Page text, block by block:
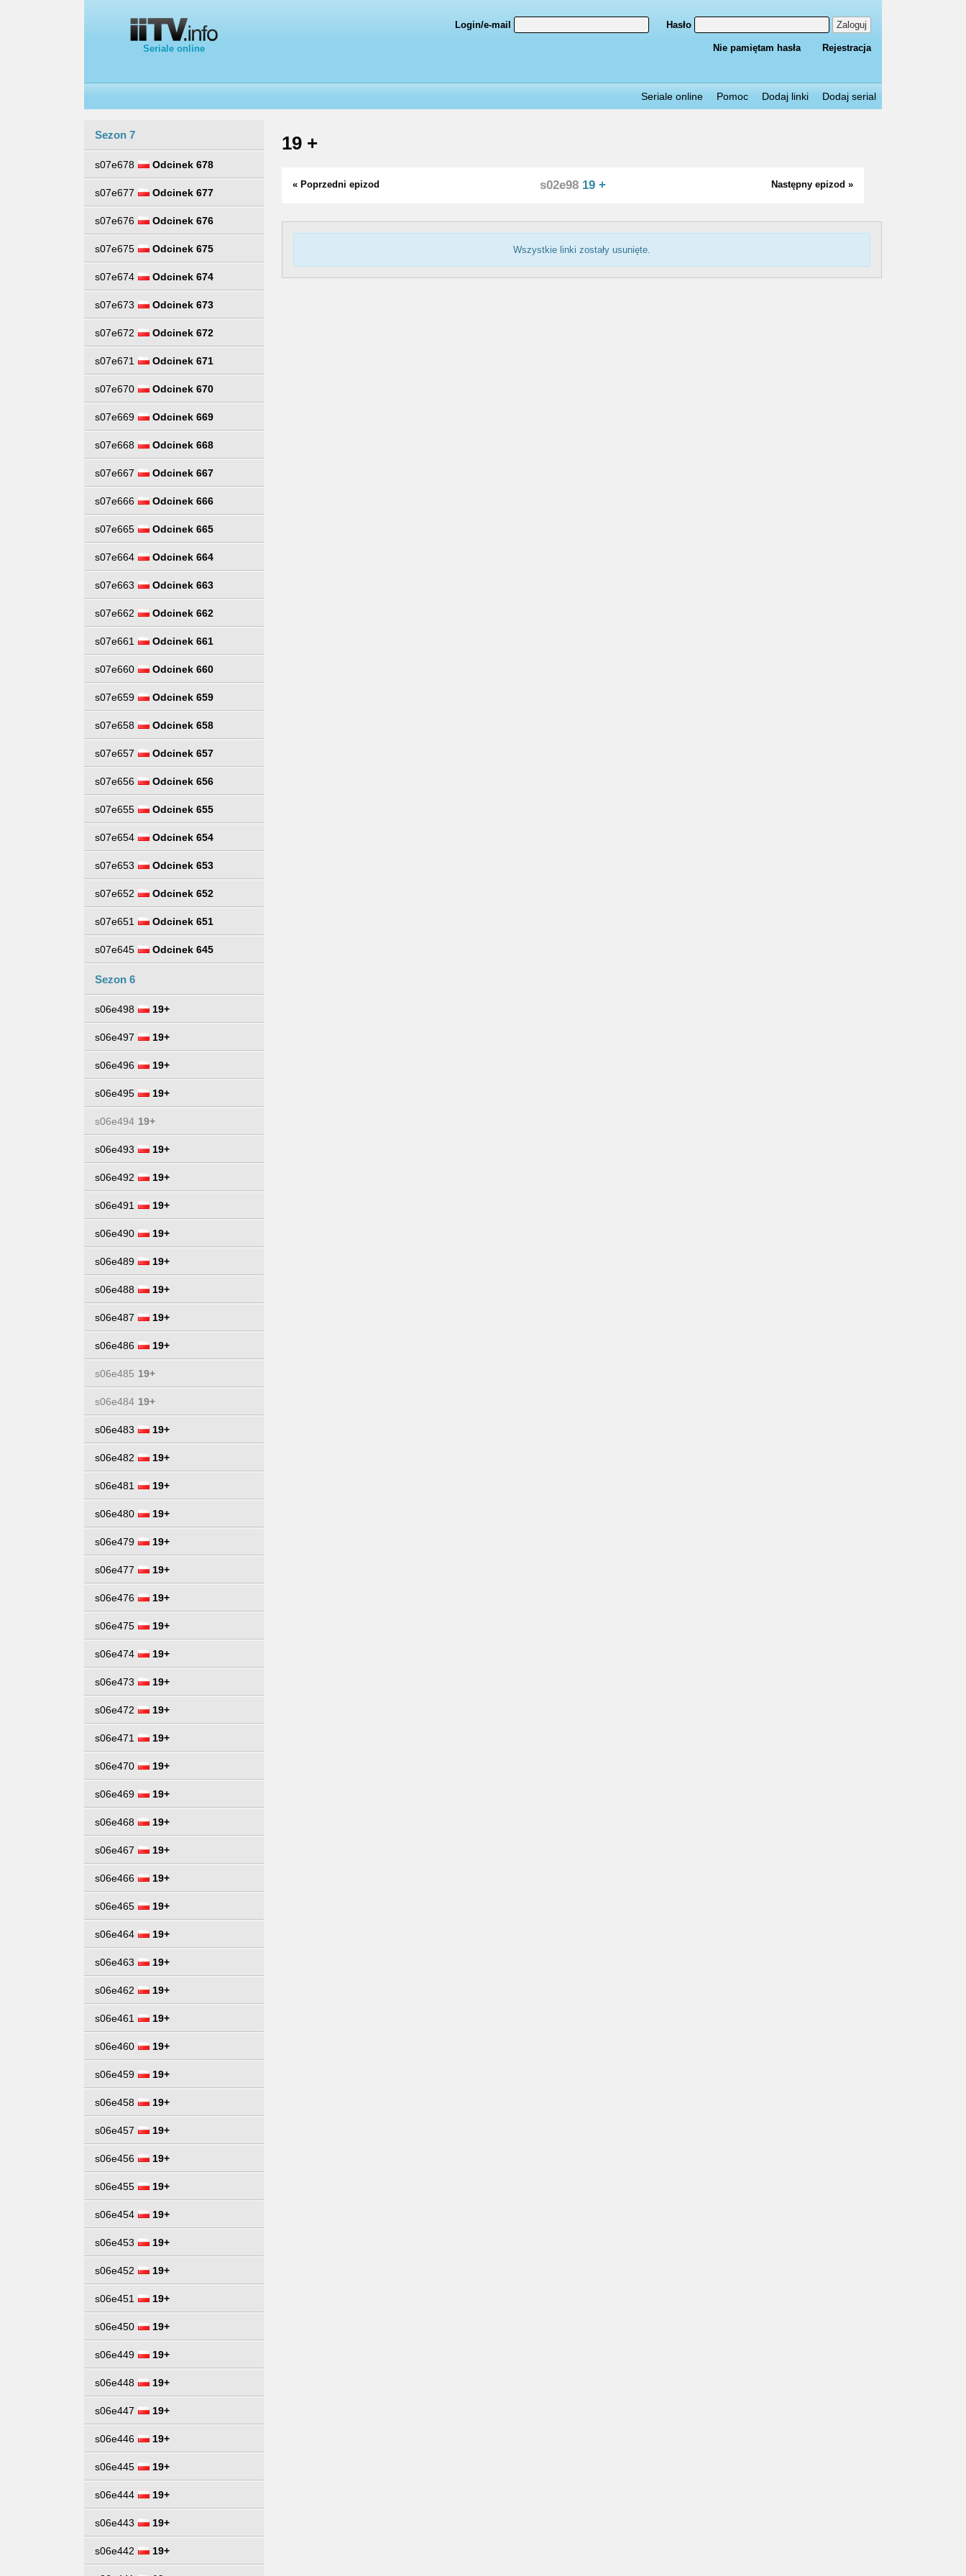
Seriale online
Login/e-mail Hasło Zaloguj
Nie pamiętam hasła Rejestracja
Seriale online Pomoc Dodaj linki Dodaj serial
Sezon 7
s07e678 Odcinek 678
s07e677 Odcinek 677
s07e676 Odcinek 676
s07e675 Odcinek 675
s07e674 Odcinek 674
s07e673 Odcinek 673
s07e672 Odcinek 672
s07e671 Odcinek 671
s07e670 Odcinek 670
s07e669 Odcinek 669
s07e668 Odcinek 668
s07e667 Odcinek 667
s07e666 Odcinek 666
s07e665 Odcinek 665
s07e664 Odcinek 664
s07e663 Odcinek 663
s07e662 Odcinek 662
s07e661 Odcinek 661
s07e660 Odcinek 660
s07e659 Odcinek 659
s07e658 Odcinek 658
s07e657 Odcinek 657
s07e656 Odcinek 656
s07e655 Odcinek 655
s07e654 Odcinek 654
s07e653 Odcinek 653
s07e652 Odcinek 652
s07e651 Odcinek 651
s07e645 Odcinek 645
Sezon 6
s06e498 19+
s06e497 19+
s06e496 19+
s06e495 19+
s06e494 19+
s06e493 19+
s06e492 19+
s06e491 19+
s06e490 19+
s06e489 19+
s06e488 19+
s06e487 19+
s06e486 19+
s06e485 19+
s06e484 19+
s06e483 19+
s06e482 19+
s06e481 19+
s06e480 19+
s06e479 19+
s06e477 19+
s06e476 19+
s06e475 19+
s06e474 19+
s06e473 19+
s06e472 19+
s06e471 19+
s06e470 19+
s06e469 19+
s06e468 19+
s06e467 19+
s06e466 19+
s06e465 19+
s06e464 19+
s06e463 19+
s06e462 19+
s06e461 19+
s06e460 19+
s06e459 19+
s06e458 19+
s06e457 19+
s06e456 19+
s06e455 19+
s06e454 19+
s06e453 19+
s06e452 19+
s06e451 19+
s06e450 19+
s06e449 19+
s06e448 19+
s06e447 19+
s06e446 19+
s06e445 19+
s06e444 19+
s06e443 19+
s06e442 19+
19 +
« Poprzedni epizod Następny epizod »
s02e98 19 +
Wszystkie linki zostały usunięte.